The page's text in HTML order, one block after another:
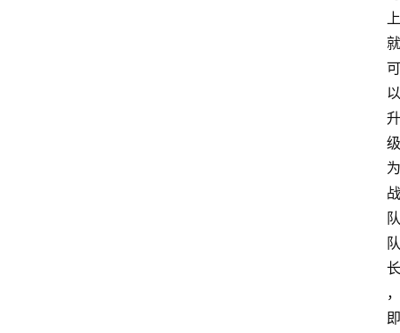
上
就
可
以
升
级
为
战
队
队
长
，
即